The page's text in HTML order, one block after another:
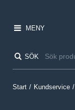
MENY
SÖK
Start / Kundservice /